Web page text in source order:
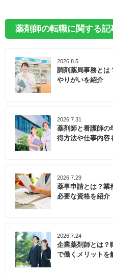
薬剤師の転職に関する記
2026.8.5
調剤薬局事務とは
やりがいを紹介
2026.7.31
薬剤師と看護師の
得方法や仕事内容
2026.7.29
薬事申請とは？業
必要な資格を紹介
2026.7.24
企業薬剤師とは？
で働くメリットを